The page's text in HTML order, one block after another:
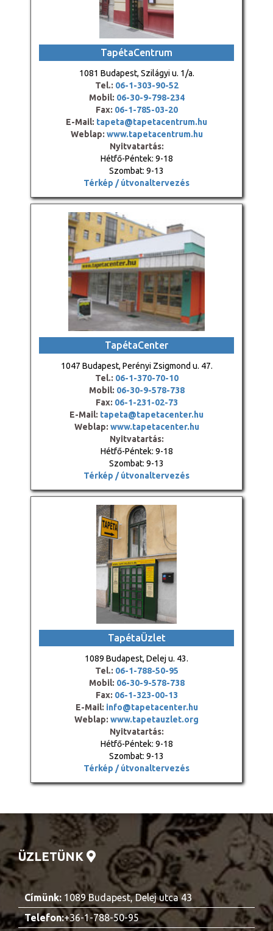
TapétaCentrum
1081 Budapest, Szilágyi u. 1/a.
Tel.: 06-1-303-90-52
Mobil: 06-30-9-798-234
Fax: 06-1-785-03-20
E-Mail: tapeta@tapetacentrum.hu
Weblap: www.tapetacentrum.hu
Nyitvatartás:
Hétfő-Péntek: 9-18
Szombat: 9-13
Térkép / útvonaltervezés
TapétaCenter
1047 Budapest, Perényi Zsigmond u. 47.
Tel.: 06-1-370-70-10
Mobil: 06-30-9-578-738
Fax: 06-1-231-02-73
E-Mail: tapeta@tapetacenter.hu
Weblap: www.tapetacenter.hu
Nyitvatartás:
Hétfő-Péntek: 9-18
Szombat: 9-13
Térkép / útvonaltervezés
TapétaÜzlet
1089 Budapest, Delej u. 43.
Tel.: 06-1-788-50-95
Mobil: 06-30-9-578-738
Fax: 06-1-323-00-13
E-Mail: info@tapetacenter.hu
Weblap: www.tapetauzlet.org
Nyitvatartás:
Hétfő-Péntek: 9-18
Szombat: 9-13
Térkép / útvonaltervezés
ÜZLETÜNK
Címünk: 1089 Budapest, Delej utca 43
Telefon:+36-1-788-50-95